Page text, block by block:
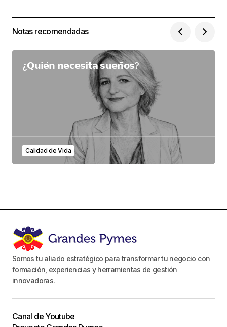
Notas recomendadas
¿𝗤𝘂𝗶𝗲́𝗻 𝗻𝗲𝗰𝗲𝘀𝗶𝘁𝗮 𝘀𝘂𝗲𝗻̃𝗼𝘀?
Calidad de Vida
Somos tu aliado estratégico para transformar tu negocio con
formación, experiencias y herramientas de gestión
innovadoras.
Canal de Youtube